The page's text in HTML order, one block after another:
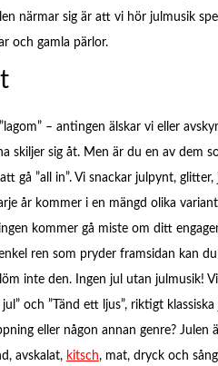
närmar sig är att vi hör julmusik
och gamla pärlor.
– antingen älskar vi eller
skiljer sig åt. Men är du en av dem
gå ”all in”. Vi snackar julpynt,
år kommer i en mängd olika
kommer gå miste om ditt
ren som pryder framsidan kan
inte den. Ingen jul utan julmusik!
och ”Tänd ett ljus”, riktigt
eller någon annan genre? Julen
avskalat, kitsch, mat, dryck och